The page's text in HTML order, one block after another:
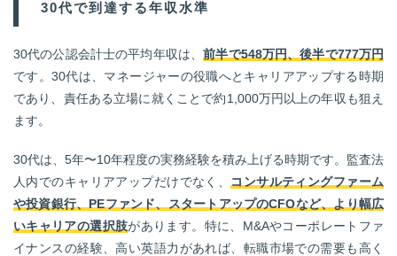
30代で到達する年収水準
30代の公認会計士の平均年収は、前半で548万円、後半で777万円
です。30代は、マネージャーの役職へとキャリアアップする時期
であり、責任ある立場に就くことで約1,000万円以上の年収も狙え
ます。
30代は、5年〜10年程度の実務経験を積み上げる時期です。監査法
人内でのキャリアアップだけでなく、コンサルティングファーム
や投資銀行、PEファンド、スタートアップのCFOなど、より幅広
いキャリアの選択肢があります。特に、M&Aやコーポレートファ
イナンスの経験、高い英語力があれば、転職市場での需要も高く